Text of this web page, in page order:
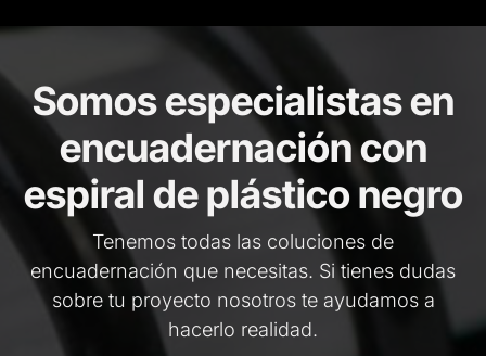
Somos especialistas en
encuadernación con
espiral de plástico negro
Tenemos todas las coluciones de
encuadernación que necesitas. Si tienes dudas
sobre tu proyecto nosotros te ayudamos a
hacerlo realidad.